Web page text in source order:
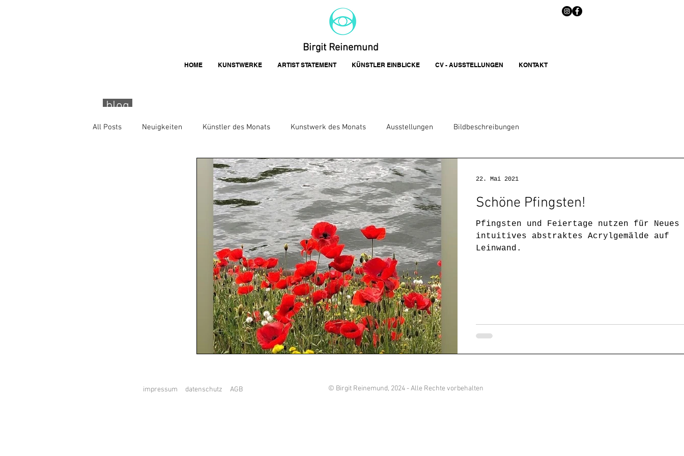
Birgit Reinemund
HOME KUNSTWERKE ARTIST STATEMENT KÜNSTLER EINBLICKE CV - AUSSTELLUNGEN KONTAKT
blog
All Posts Neuigkeiten Künstler des Monats Kunstwerk des Monats Ausstellungen Bildbeschreibungen
Schöne Pfingsten!
Pfingsten und Feiertage nutzen für Neues
intuitives abstraktes Acrylgemälde auf
Leinwand.
22. Mai 2021
impressum datenschutz AGB © Birgit Reinemund, 2024 - Alle Rechte vorbehalten